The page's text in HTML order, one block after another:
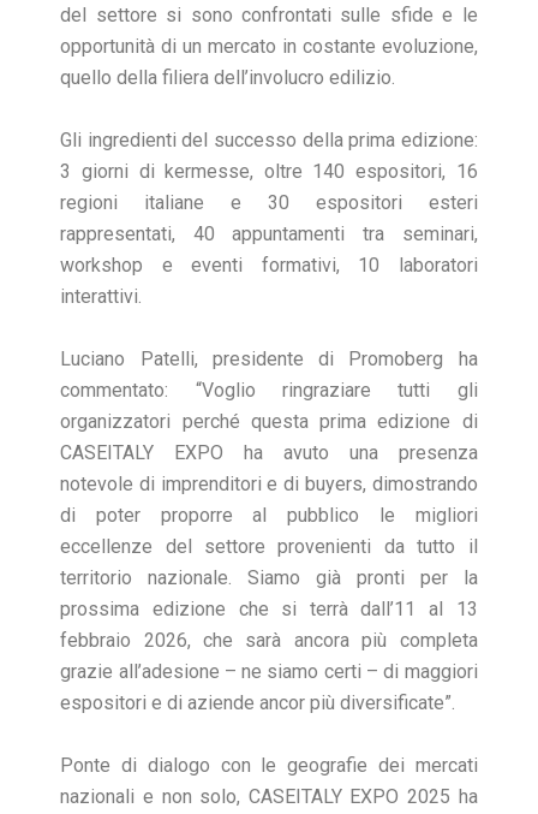
del settore si sono confrontati sulle sfide e le
opportunità di un mercato in costante evoluzione,
quello della filiera dell’involucro edilizio.
Gli ingredienti del successo della prima edizione:
3 giorni di kermesse, oltre 140 espositori, 16
regioni italiane e 30 espositori esteri
rappresentati, 40 appuntamenti tra seminari,
workshop e eventi formativi, 10 laboratori
interattivi.
Luciano Patelli, presidente di Promoberg ha
commentato: “Voglio ringraziare tutti gli
organizzatori perché questa prima edizione di
CASEITALY EXPO ha avuto una presenza
notevole di imprenditori e di buyers, dimostrando
di poter proporre al pubblico le migliori
eccellenze del settore provenienti da tutto il
territorio nazionale. Siamo già pronti per la
prossima edizione che si terrà dall’11 al 13
febbraio 2026, che sarà ancora più completa
grazie all’adesione – ne siamo certi – di maggiori
espositori e di aziende ancor più diversificate”.
Ponte di dialogo con le geografie dei mercati
nazionali e non solo, CASEITALY EXPO 2025 ha